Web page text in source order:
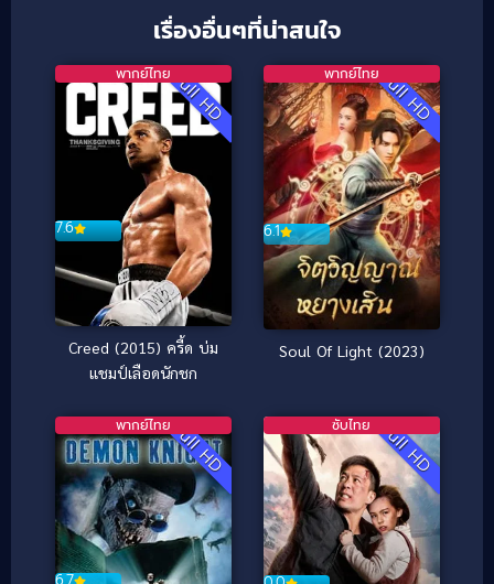
เรื่องอื่นๆที่น่าสนใจ
Full HD
7.6
พากย์ไทย
Creed (2015) ครี้ด บ่ม
แชมป์เลือดนักชก
Full HD
6.1
พากย์ไทย
Soul Of Light (2023)
Full HD
พากย์ไทย Full HD
ซับไทย